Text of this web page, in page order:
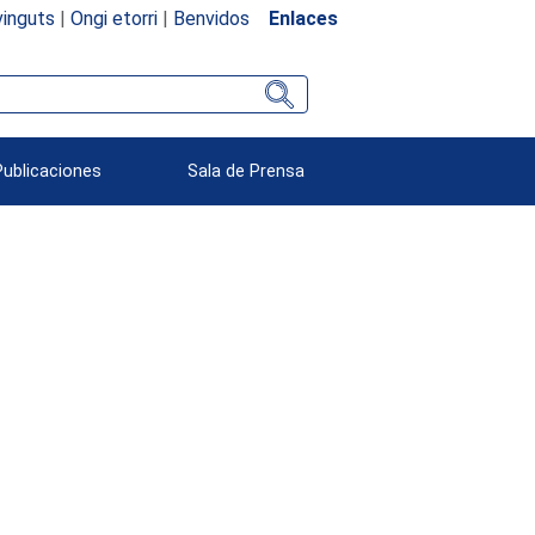
| Ongi etorri| Benvidos Enlaces
Sala de Prensa